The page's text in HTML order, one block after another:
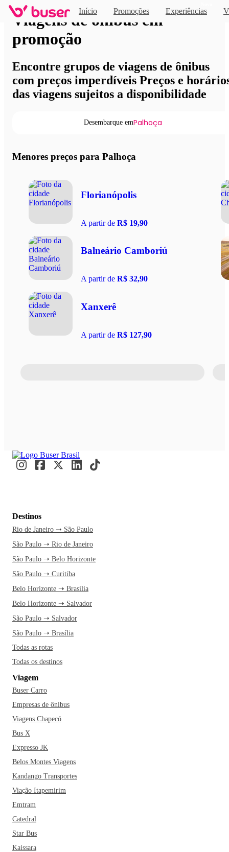
Início Promoções Experiências
Viagens de ônibus em
promoção
Encontre grupos de viagens de ônibus
com preços imperdíveis Preços e
das viagens sujeitos a disponibilidade
Desembarque emPalhoça
Menores preços para Palhoça
Florianópolis
A partir de R$ 19,90
Balneário Camboriú
A partir de R$ 32,90
Xanxerê
A partir de R$ 127,90
Destinos
Rio de Janeiro ➝ São Paulo
São Paulo ➝ Rio de Janeiro
São Paulo ➝ Belo Horizonte
São Paulo ➝ Curitiba
Belo Horizonte ➝ Brasília
Belo Horizonte ➝ Salvador
São Paulo ➝ Salvador
São Paulo ➝ Brasília
Todas as rotas
Todas os destinos
Viagem
Buser Carro
Empresas de ônibus
Viagens Chapecó
Bus X
Expresso JK
Belos Montes Viagens
Kandango Transportes
Viação Itapemirim
Emtram
Catedral
Star Bus
Kaissara